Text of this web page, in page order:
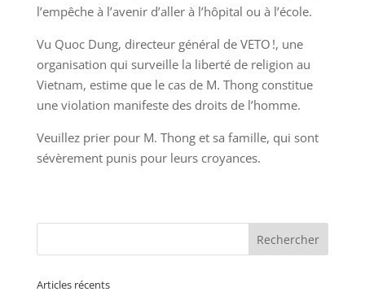
l’empêche à l’avenir d’aller à l’hôpital ou à l’école.
Vu Quoc Dung, directeur général de VETO !, une
organisation qui surveille la liberté de religion au
Vietnam, estime que le cas de M. Thong constitue
une violation manifeste des droits de l’homme.
Veuillez prier pour M. Thong et sa famille, qui sont
sévèrement punis pour leurs croyances.
Articles récents